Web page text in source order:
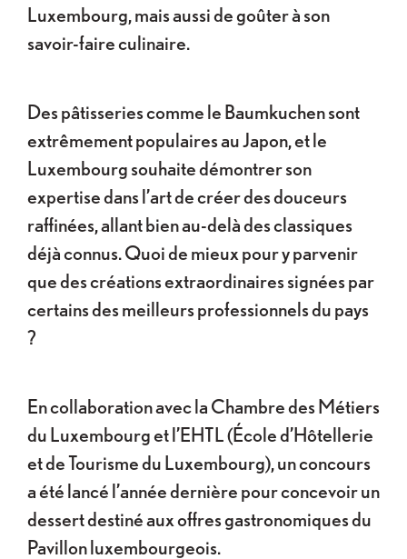
Luxembourg, mais aussi de goûter à son
savoir-faire culinaire.
Des pâtisseries comme le Baumkuchen sont
extrêmement populaires au Japon, et le
Luxembourg souhaite démontrer son
expertise dans l’art de créer des douceurs
raffinées, allant bien au-delà des classiques
déjà connus. Quoi de mieux pour y parvenir
que des créations extraordinaires signées par
certains des meilleurs professionnels du pays
?
En collaboration avec la Chambre des Métiers
du Luxembourg et l’EHTL (École d’Hôtellerie
et de Tourisme du Luxembourg), un concours
a été lancé l’année dernière pour concevoir un
dessert destiné aux offres gastronomiques du
Pavillon luxembourgeois.